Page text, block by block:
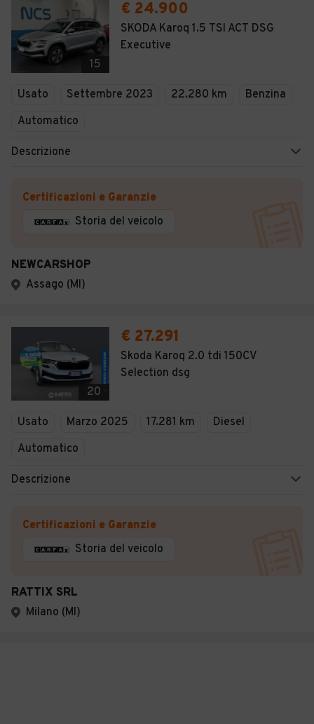
15
€ 24.900
SKODA Karoq 1.5 TSI ACT DSG
Executive
Usato Settembre 2023 22.280 km
Benzina
Automatico
Descrizione
Certificazioni e Garanzie
Storia del veicolo
NEWCARSHOP
Assago (MI)
20
€ 27.291
Skoda Karoq 2.0 tdi 150CV
Selection dsg
Usato Marzo 2025 17.281 km
Diesel
Automatico
Descrizione
Certificazioni e Garanzie
Storia del veicolo
RATTIX SRL
Milano (MI)